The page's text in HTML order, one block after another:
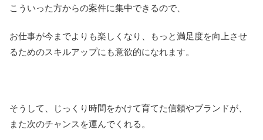
こういった方からの案件に集中できるので、
お仕事が今までよりも楽しくなり、もっと満足度を向上させ
るためのスキルアップにも意欲的になれます。
そうして、じっくり時間をかけて育てた信頼やブランドが、
また次のチャンスを運んでくれる。